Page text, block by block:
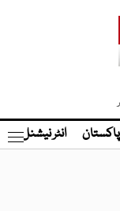
پاکستان انٹر نیشنل